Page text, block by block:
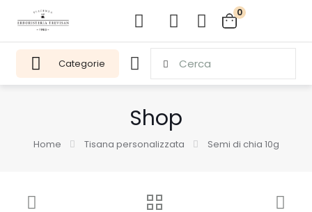
0
Categorie
Shop
Home Tisana personalizzata Semi di chia 10g